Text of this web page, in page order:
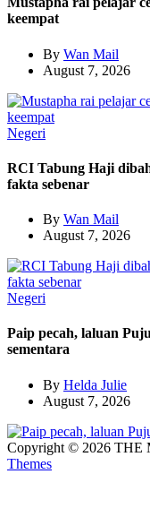
keempat
By Wan Mail
August 7, 2026
Negeri
RCI Tabung Haji
fakta sebenar
By Wan Mail
August 7, 2026
Negeri
Paip pecah, laluan
sementara
By Helda Julie
August 7, 2026
Copyright © 2026 THE
Themes